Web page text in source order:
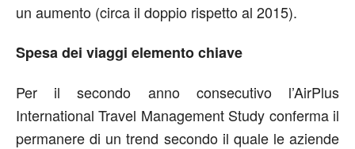
un aumento (circa il doppio rispetto al 2015).
Spesa dei viaggi elemento chiave
Per il secondo anno consecutivo l’AirPlus
International Travel Management Study conferma il
permanere di un trend secondo il quale le aziende